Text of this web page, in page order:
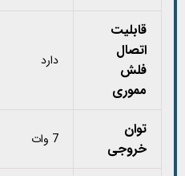
قابلیت
اتصال
فلش
مموری
دارد
توان
خروجی
7 وات